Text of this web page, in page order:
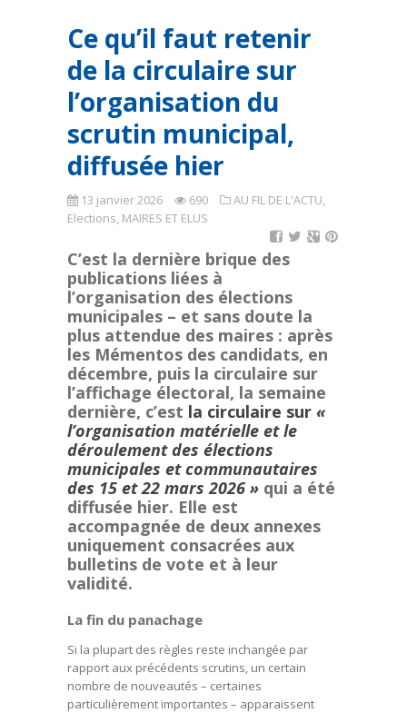
Ce qu’il faut retenir
de la circulaire sur
l’organisation du
scrutin municipal,
diffusée hier
13 janvier 2026 690 AU FIL DE L'ACTU,
Elections, MAIRES ET ELUS
C’est la dernière brique des
publications liées à
l’organisation des élections
municipales – et sans doute la
plus attendue des maires : après
les Mémentos des candidats, en
décembre, puis la circulaire sur
l’affichage électoral, la semaine
dernière, c’est la circulaire sur «
l’organisation matérielle et le
déroulement des élections
municipales et communautaires
des 15 et 22 mars 2026 » qui a été
diffusée hier. Elle est
accompagnée de deux annexes
uniquement consacrées aux
bulletins de vote et à leur
validité.
La fin du panachage
Si la plupart des règles reste inchangée par
rapport aux précédents scrutins, un certain
nombre de nouveautés – certaines
particulièrement importantes – apparaissent